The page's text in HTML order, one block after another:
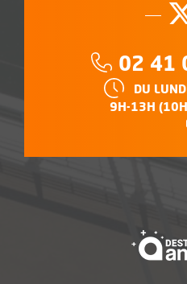
02 41
HORAIRES
DU
9H-13H